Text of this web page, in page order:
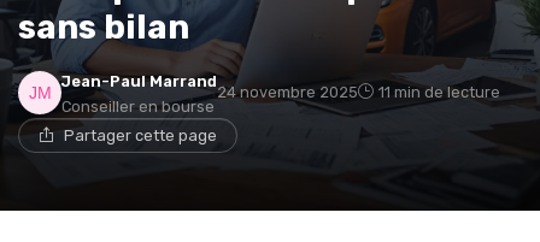
sans bilan
Jean-Paul Marrand
Conseiller en bourse
24 novembre 2025 11 min de lecture
Partager cette page